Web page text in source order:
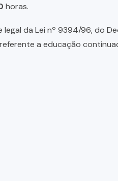
horas.
da Lei nº 9394/96, do
referente a educação